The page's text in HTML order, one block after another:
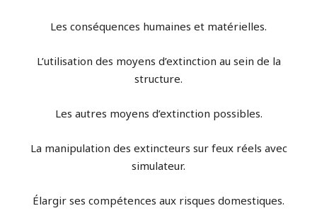
Les conséquences humaines et matérielles.
L’utilisation des moyens d’extinction au sein de la
structure.
Les autres moyens d’extinction possibles.
La manipulation des extincteurs sur feux réels avec
simulateur.
Élargir ses compétences aux risques domestiques.